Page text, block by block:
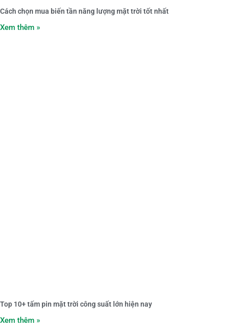
Cách chọn mua biến tần năng lượng mặt trời tốt nhất
Xem thêm »
Top 10+ tấm pin mặt trời công suất lớn hiện nay
Xem thêm »